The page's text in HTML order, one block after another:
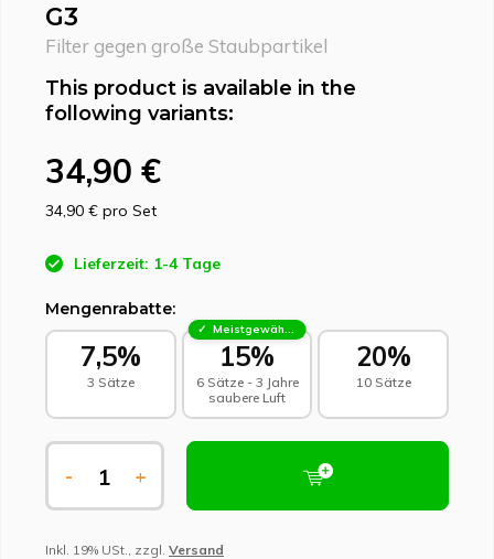
G3
Filter gegen große Staubpartikel
This product is available in the
following variants:
34,90 €
34,90 € pro Set
Lieferzeit: 1-4 Tage
Mengenrabatte:
7,5%
3 Sätze
Meistgewählt - Nachhaltige Wahl
15%
6 Sätze - 3 Jahre
saubere Luft
20%
10 Sätze
- +
Inkl. 19% USt., zzgl. Versand